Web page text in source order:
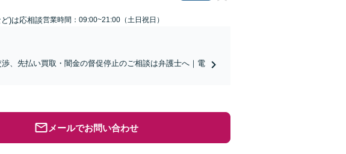
)は応相談営業時間：09:00~21:00（土日祝日）
、先払い買取・闇金の督促停止のご相談は弁護士へ｜電
メールでお問い合わせ